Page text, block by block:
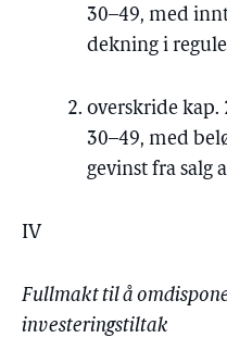
30–49, med
dekning i
overskride kap.
30–49, med
gevinst fra salg
IV
Fullmakt til å
investeringstiltak